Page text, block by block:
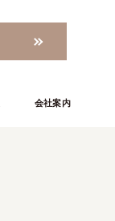
会社案内